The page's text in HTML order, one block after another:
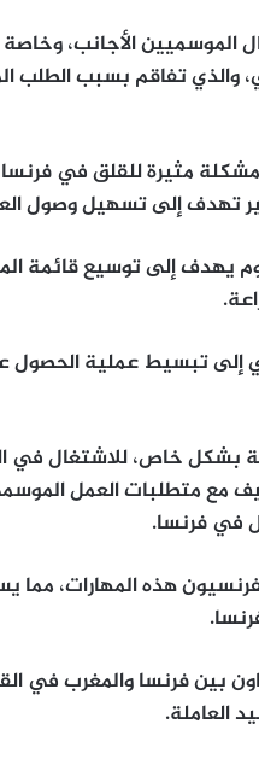
الموسميين الأجانب،
والذي تفاقم بسبب
مشكلة مثيرة للقلق في
تهدف إلى تسهيل وصول
إلى توسيع قائمة
تبسيط عملية الحصول
بشكل خاص، للاشتغال في
مع متطلبات العمل
في فرنسا.
هذه المهارات،
بين فرنسا والمغرب في
العاملة.